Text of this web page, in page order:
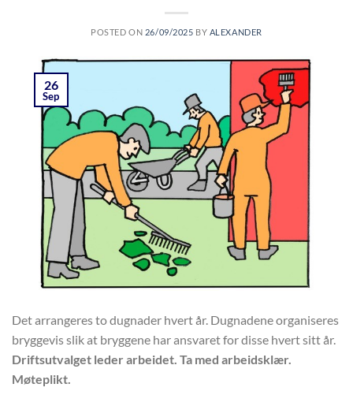
POSTED ON 26/09/2025 BY ALEXANDER
26
Sep
Det arrangeres to dugnader hvert år. Dugnadene organiseres
bryggevis slik at bryggene har ansvaret for disse hvert sitt år.
Driftsutvalget leder arbeidet. Ta med arbeidsklær.
Møteplikt.